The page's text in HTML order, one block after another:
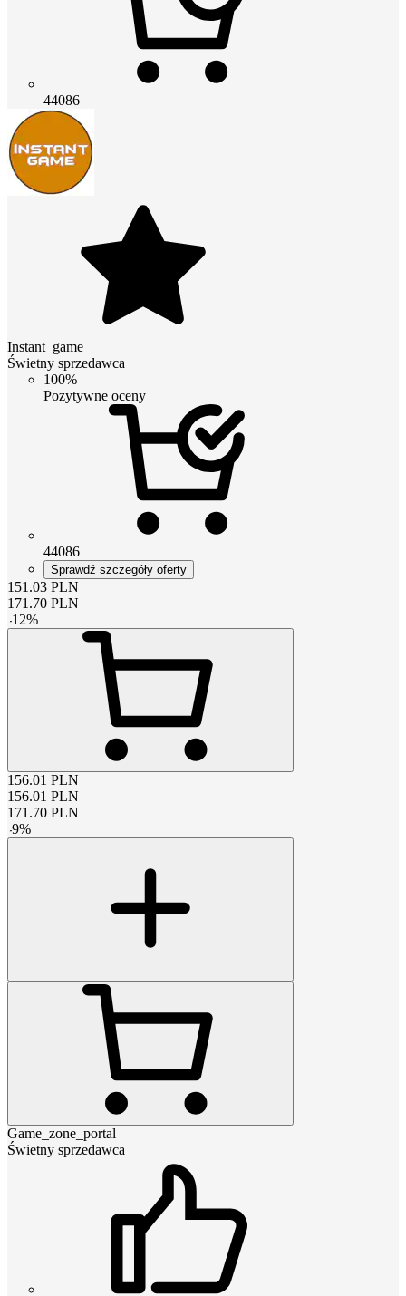
44086
Instant_game
Świetny sprzedawca
100%
Pozytywne oceny
44086
Sprawdź szczegóły oferty
151.03 PLN
171.70 PLN
-12%
156.01 PLN
156.01 PLN
171.70 PLN
-9%
Game_zone_portal
Świetny sprzedawca